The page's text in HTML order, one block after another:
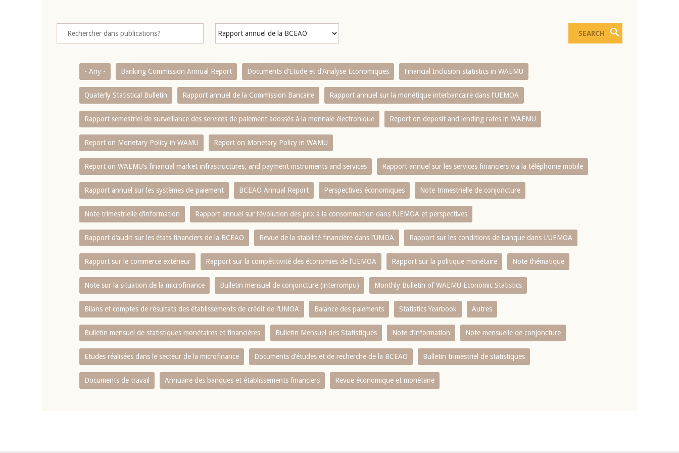
- Any - Banking Commission Annual Report Documents d’Etude et d’Analyse Economiques Financial Inclusion statistics in WAEMU
Quaterly Statistical Bulletin Rapport annuel de la Commission Bancaire Rapport annuel sur la monétique interbancaire dans l'UEMOA
Rapport semestriel de surveillance des services de paiement adossés à la monnaie électronique Report on deposit and lending rates in WAEMU
Report on Monetary Policy in WAMU Report on Monetary Policy in WAMU
Report on WAEMU’s financial market infrastructures, and payment instruments and services Rapport annuel sur les services financiers via la téléphonie mobile
Rapport annuel sur les systèmes de paiement BCEAO Annual Report Perspectives économiques Note trimestrielle de conjoncture
Note trimestrielle d‘information Rapport annuel sur l‘évolution des prix à la consommation dans l‘UEMOA et perspectives
Rapport d‘audit sur les états financiers de la BCEAO Revue de la stabilité financière dans l‘UMOA Rapport sur les conditions de banque dans L‘UEMOA
Rapport sur le commerce extérieur Rapport sur la compétitivité des économies de l‘UEMOA Rapport sur la politique monétaire Note thématique
Note sur la situation de la microfinance Bulletin mensuel de conjoncture (interrompu) Monthly Bulletin of WAEMU Economic Statistics
Bilans et comptes de résultats des établissements de crédit de l‘UMOA Balance des paiements Statistics Yearbook Autres
Bulletin mensuel de statistiques monétaires et financières Bulletin Mensuel des Statistiques Note d’information Note mensuelle de conjoncture
Etudes réalisées dans le secteur de la microfinance Documents d’études et de recherche de la BCEAO Bulletin trimestriel de statistiques
Documents de travail Annuaire des banques et établissements financiers Revue économique et monétaire